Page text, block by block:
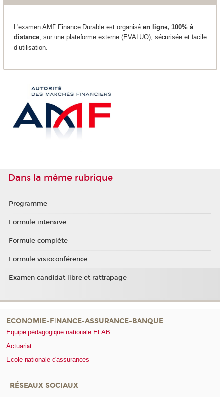
L'examen AMF Finance Durable est organisé en ligne, 100% à
distance, sur une plateforme externe (EVALUO), sécurisée et facile
d’utilisation.
Dans la même rubrique
Programme
Formule intensive
Formule complète
Formule visioconférence
Examen candidat libre et rattrapage
ECONOMIE-FINANCE-ASSURANCE-BANQUE
Equipe pédagogique nationale EFAB
Actuariat
Ecole nationale d'assurances
RÉSEAUX SOCIAUX